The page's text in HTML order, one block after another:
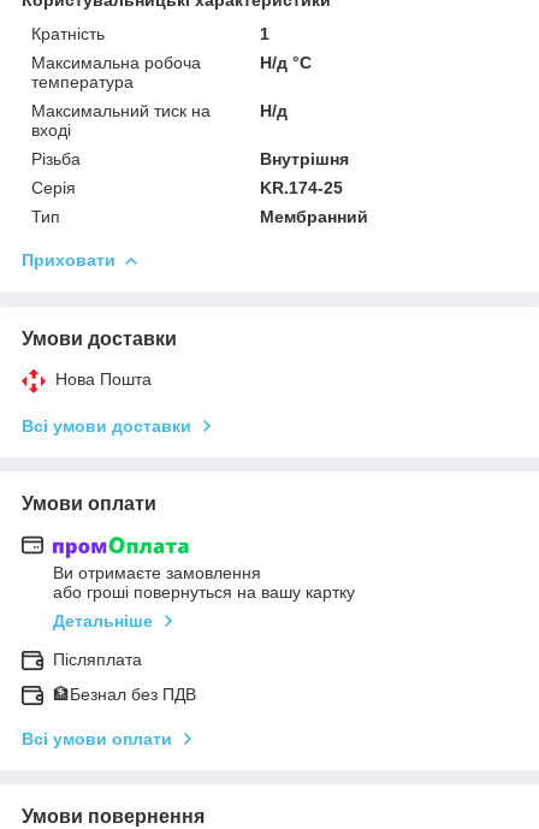
Кратність
1
Максимальна робоча
температура
Н/д °C
Максимальний тиск на
вході
Н/д
Різьба
Внутрішня
Серія
KR.174-25
Тип
Мембранний
Приховати
Умови доставки
Нова Пошта
Всі умови доставки
Умови оплати
Ви отримаєте замовлення
або гроші повернуться на вашу картку
Детальніше
Післяплата
🏦Безнал без ПДВ
Всі умови оплати
Умови повернення